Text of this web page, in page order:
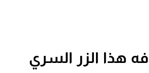
هذا الزر السري